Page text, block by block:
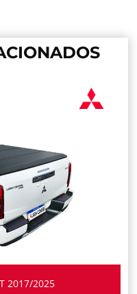
2017/2025